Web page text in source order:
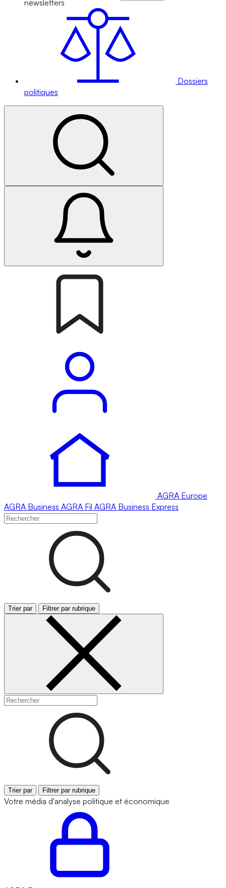
newsletters
Dossiers
politiques
AGRA Europe
AGRA Business AGRA Fil AGRA Business Express
Trier par Filtrer par rubrique
Trier par Filtrer par rubrique
Votre média d'analyse politique et économique